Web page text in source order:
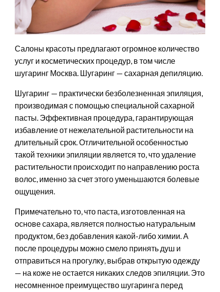
Салоны красоты предлагают огромное количество
услуг и косметических процедур, в том числе
шугаринг Москва. Шугаринг — сахарная депиляцию.
Шугаринг — практически безболезненная эпиляция,
производимая с помощью специальной сахарной
пасты. Эффективная процедура, гарантирующая
избавление от нежелательной растительности на
длительный срок. Отличительной особенностью
такой техники эпиляции является то, что удаление
растительности происходит по направлению роста
волос, именно за счет этого уменьшаются болевые
ощущения.
Примечательно то, что паста, изготовленная на
основе сахара, является полностью натуральным
продуктом, без добавления какой-либо химии. А
после процедуры можно смело принять душ и
отправиться на прогулку, выбрав открытую одежду
— на коже не остается никаких следов эпиляции. Это
несомненное преимущество шугаринга перед